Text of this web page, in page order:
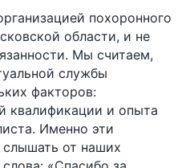
похоронного
области, и не
Мы считаем,
службы
факторов:
квалификации и опыта
Именно эти
слышать от наших